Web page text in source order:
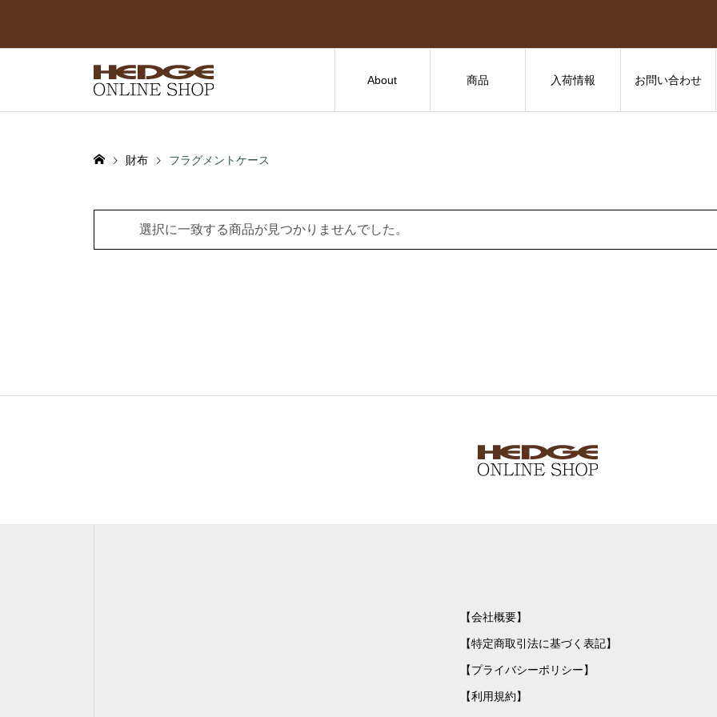
About 商品 入荷情報 お問い合わせ
財布 フラグメントケース
選択に一致する商品が見つかりませんでした。
【会社概要】
【特定商取引法に基づく表記】
【プライバシーポリシー】
【利用規約】